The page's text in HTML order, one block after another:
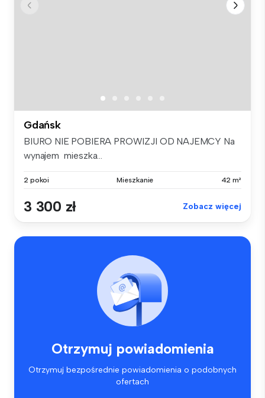
Gdańsk
BIURO NIE POBIERA PROWIZJI OD NAJEMCY Na
wynajem mieszka...
2 pokoi Mieszkanie 42 m²
3 300 zł Zobacz więcej
Otrzymuj powiadomienia
Otrzymuj bezpośrednie powiadomienia o podobnych
ofertach